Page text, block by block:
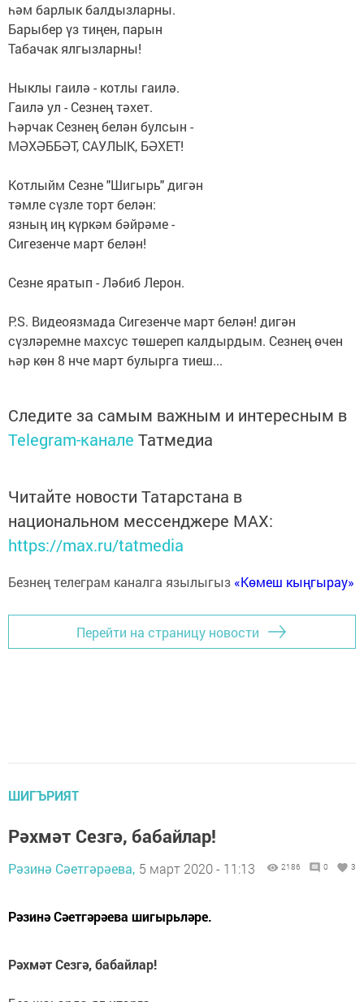
һәм барлык балдызларны.
Барыбер үз тиңен, парын
Табачак ялгызларны!
Ныклы гаилә - котлы гаилә.
Гаилә ул - Сезнең тәхет.
Һәрчак Сезнең белән булсын -
МӘХӘББӘТ, САУЛЫК, БӘХЕТ!
Котлыйм Сезне "Шигырь" дигән
тәмле сүзле торт белән:
язның иң күркәм бәйрәме -
Сигезенче март белән!
Сезне яратып - Ләбиб Лерон.
P.S. Видеоязмада Сигезенче март белән! дигән
сүзләремне махсус төшереп калдырдым. Сезнең өчен
һәр көн 8 нче март булырга тиеш...
Следите за самым важным и интересным в
Telegram-канале Татмедиа
Читайте новости Татарстана в
национальном мессенджере MАХ:
https://max.ru/tatmedia
Безнең телеграм каналга язылыгыз «Көмеш кыңгырау»
Перейти на страницу новости
ШИГЪРИЯТ
Рәхмәт Сезгә, бабайлар!
Рәзинә Сәетгәрәева, 5 март 2020 - 11:13 2186 0 3
Рәзинә Сәетгәрәева шигырьләре.
Рәхмәт Сезгә, бабайлар!